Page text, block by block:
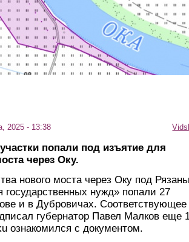
2025 - 13:38
попали под изъятие для
через Оку.
нового моста через Оку под
государственных нужд» попали 27
и в Дубровичах. Соответствующее
губернатор Павел Малков еще
ознакомился с документом.